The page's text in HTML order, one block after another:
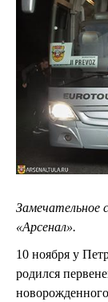
Замечательное
«Арсенал».
10 ноября у
родился